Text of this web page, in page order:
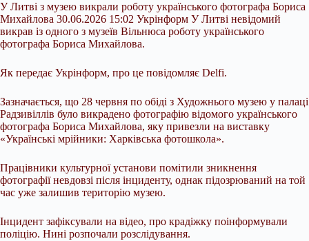
У Литві з музею викрали роботу українського фотографа Бориса
Михайлова 30.06.2026 15:02 Укрінформ У Литві невідомий
викрав із одного з музеїв Вільнюса роботу українського
фотографа Бориса Михайлова.
Як передає Укрінформ, про це повідомляє Delfi.
Зазначається, що 28 червня по обіді з Художнього музею у палаці
Радзивіллів було викрадено фотографію відомого українського
фотографа Бориса Михайлова, яку привезли на виставку
«Українські мрійники: Харківська фотошкола».
Працівники культурної установи помітили зникнення
фотографії невдовзі після інциденту, однак підозрюваний на той
час уже залишив територію музею.
Інцидент зафіксували на відео, про крадіжку поінформували
поліцію. Нині розпочали розслідування.